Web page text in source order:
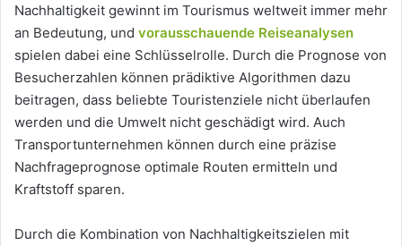
Nachhaltigkeit gewinnt im Tourismus weltweit immer mehr
an Bedeutung, und vorausschauende Reiseanalysen
spielen dabei eine Schlüsselrolle. Durch die Prognose von
Besucherzahlen können prädiktive Algorithmen dazu
beitragen, dass beliebte Touristenziele nicht überlaufen
werden und die Umwelt nicht geschädigt wird. Auch
Transportunternehmen können durch eine präzise
Nachfrageprognose optimale Routen ermitteln und
Kraftstoff sparen.
Durch die Kombination von Nachhaltigkeitszielen mit